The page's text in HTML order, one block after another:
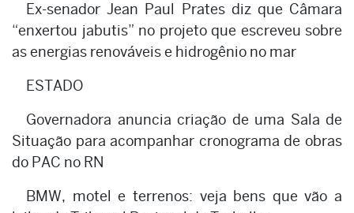
Ex-senador Jean Paul Prates diz que Câmara
“enxertou jabutis” no projeto que escreveu sobre
as energias renováveis e hidrogênio no mar
ESTADO
Governadora anuncia criação de uma Sala de
Situação para acompanhar cronograma de obras
do PAC no RN
BMW, motel e terrenos: veja bens que vão a